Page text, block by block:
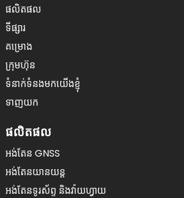
ផលិតផល
ទីផ្សារ
គម្រោង
ក្រុមហ៊ុន
ទំនាក់ទំនងមកយើងខ្ញុំ
ទាញយក
ផលិតផល
អង់តែន GNSS
អង់តែនយានយន្ត
អង់តែន​ទូរស័ព្ទ និង​វ៉ាយហ្វាយ